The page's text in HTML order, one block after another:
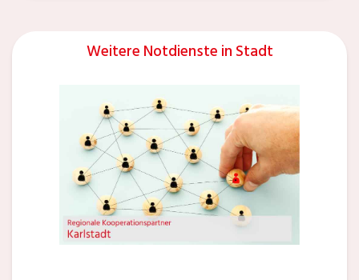
Weitere Notdienste in Stadt